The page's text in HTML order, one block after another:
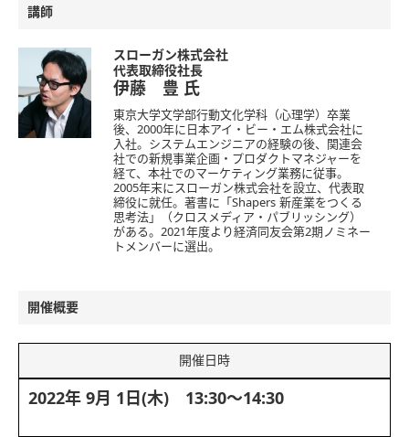
講師
スローガン株式会社
代表取締役社長
伊藤 豊 氏
東京大学文学部行動文化学科（心理学）卒業
後、2000年に日本アイ・ビー・エム株式会社に
入社。システムエンジニアの経験の後、関連会
社での新規事業企画・プロダクトマネジャーを
経て、本社でのマーケティング業務に従事。
2005年末にスローガン株式会社を設立、代表取
締役に就任。著書に「Shapers 新産業をつくる
思考法」（クロスメディア・パブリッシング）
がある。2021年度より経済同友会第2期ノミネー
トメンバーに選出。
開催概要
開催日時
2022年 9月 1日(木) 13:30～14:30